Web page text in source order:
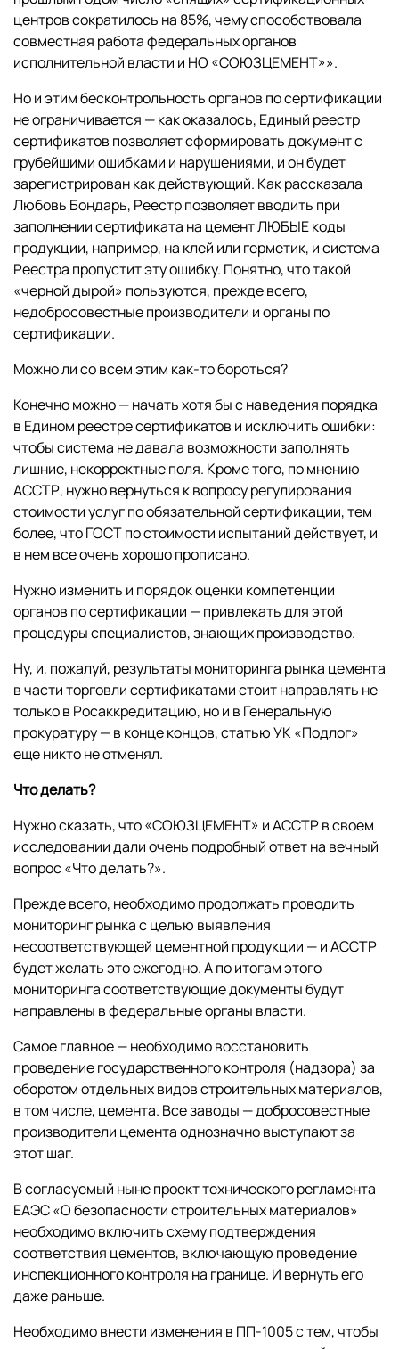
центров сократилось на 85%, чему способствовала
совместная работа федеральных органов
исполнительной власти и НО «СОЮЗЦЕМЕНТ»».
Но и этим бесконтрольность органов по сертификации
не ограничивается — как оказалось, Единый реестр
сертификатов позволяет сформировать документ с
грубейшими ошибками и нарушениями, и он будет
зарегистрирован как действующий. Как рассказала
Любовь Бондарь, Реестр позволяет вводить при
заполнении сертификата на цемент ЛЮБЫЕ коды
продукции, например, на клей или герметик, и система
Реестра пропустит эту ошибку. Понятно, что такой
«черной дырой» пользуются, прежде всего,
недобросовестные производители и органы по
сертификации.
Можно ли со всем этим как-то бороться?
Конечно можно — начать хотя бы с наведения порядка
в Едином реестре сертификатов и исключить ошибки:
чтобы система не давала возможности заполнять
лишние, некорректные поля. Кроме того, по мнению
АССТР, нужно вернуться к вопросу регулирования
стоимости услуг по обязательной сертификации, тем
более, что ГОСТ по стоимости испытаний действует, и
в нем все очень хорошо прописано.
Нужно изменить и порядок оценки компетенции
органов по сертификации — привлекать для этой
процедуры специалистов, знающих производство.
Ну, и, пожалуй, результаты мониторинга рынка цемента
в части торговли сертификатами стоит направлять не
только в Росаккредитацию, но и в Генеральную
прокуратуру — в конце концов, статью УК «Подлог»
еще никто не отменял.
Что делать?
Нужно сказать, что «СОЮЗЦЕМЕНТ» и АССТР в своем
исследовании дали очень подробный ответ на вечный
вопрос «Что делать?».
Прежде всего, необходимо продолжать проводить
мониторинг рынка с целью выявления
несоответствующей цементной продукции — и АССТР
будет желать это ежегодно. А по итогам этого
мониторинга соответствующие документы будут
направлены в федеральные органы власти.
Самое главное — необходимо восстановить
проведение государственного контроля (надзора) за
оборотом отдельных видов строительных материалов,
в том числе, цемента. Все заводы — добросовестные
производители цемента однозначно выступают за
этот шаг.
В согласуемый ныне проект технического регламента
ЕАЭС «О безопасности строительных материалов»
необходимо включить схему подтверждения
соответствия цементов, включающую проведение
инспекционного контроля на границе. И вернуть его
даже раньше.
Необходимо внести изменения в ПП-1005 с тем, чтобы